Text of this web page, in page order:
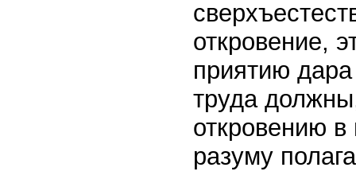
откровение,
приятию
труда
откровению в
разуму